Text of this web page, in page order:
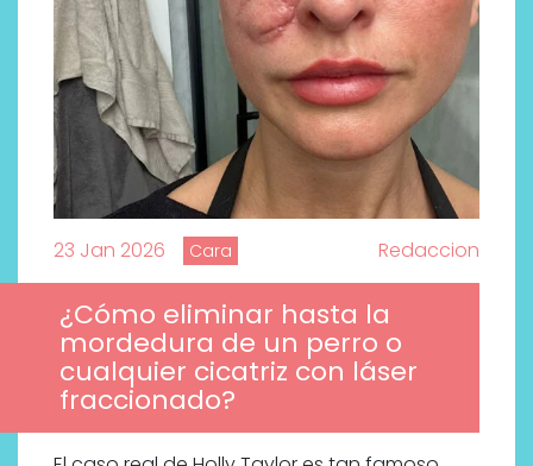
23 Jan 2026 Cara Redaccion
¿Cómo eliminar hasta la
mordedura de un perro o
cualquier cicatriz con láser
fraccionado?